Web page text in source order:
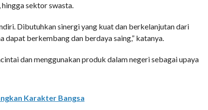
sektor swasta.
Dibutuhkan sinergi yang kuat dan berkelanjutan dari
dapat berkembang dan berdaya saing,” katanya.
dan menggunakan produk dalam negeri sebagai upaya
Karakter Bangsa